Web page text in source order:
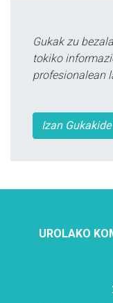
Gukak zu
tokiko
profesionalean
Izan Gukakide
UROLAKO